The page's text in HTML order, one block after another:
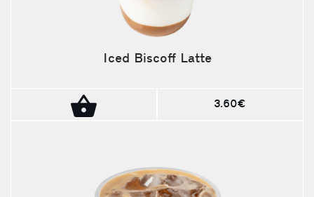
Iced Biscoff Latte
3.60€